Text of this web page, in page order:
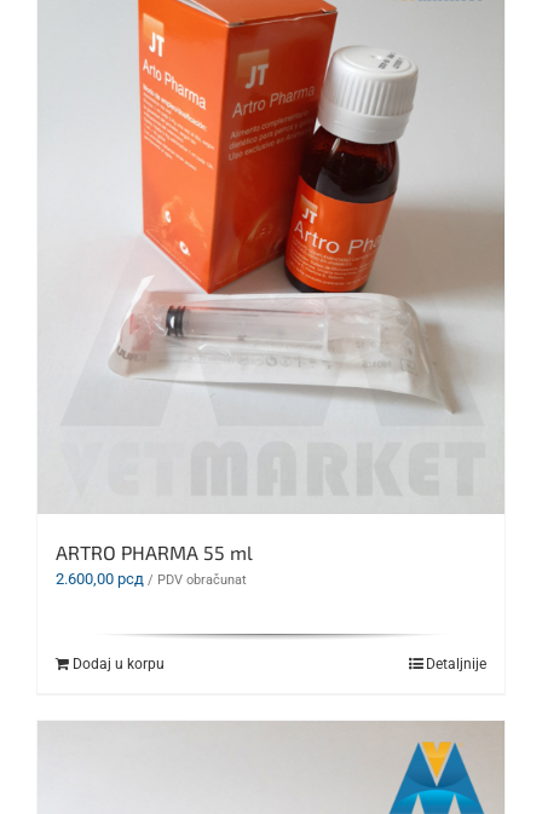
ARTRO PHARMA 55 ml
2.600,00 рсд / PDV obračunat
Dodaj u korpu Detaljnije